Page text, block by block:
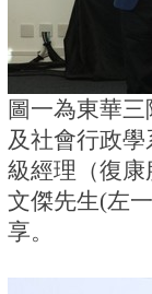
圖一為東華
及社會行政
級經理（復
文傑先生(左
享。